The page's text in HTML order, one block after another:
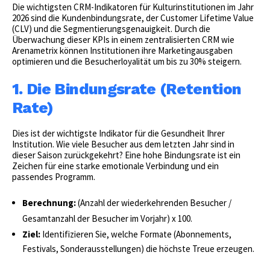
Die wichtigsten CRM-Indikatoren für Kulturinstitutionen im Jahr
2026 sind die Kundenbindungsrate, der Customer Lifetime Value
(CLV) und die Segmentierungsgenauigkeit. Durch die
Überwachung dieser KPIs in einem zentralisierten CRM wie
Arenametrix können Institutionen ihre Marketingausgaben
optimieren und die Besucherloyalität um bis zu 30% steigern.
1. Die Bindungsrate (Retention
Rate)
Dies ist der wichtigste Indikator für die Gesundheit Ihrer
Institution. Wie viele Besucher aus dem letzten Jahr sind in
dieser Saison zurückgekehrt? Eine hohe Bindungsrate ist ein
Zeichen für eine starke emotionale Verbindung und ein
passendes Programm.
Berechnung:(Anzahl der wiederkehrenden Besucher /
Gesamtanzahl der Besucher im Vorjahr) x 100.
Ziel:Identifizieren Sie, welche Formate (Abonnements,
Festivals, Sonderausstellungen) die höchste Treue erzeugen.